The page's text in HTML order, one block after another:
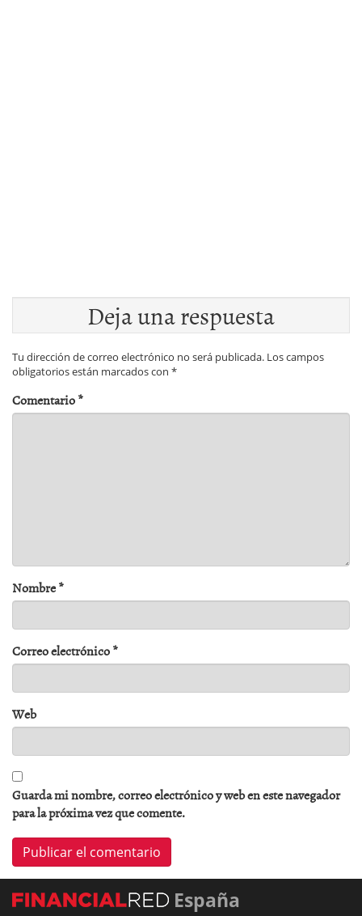
Deja una respuesta
Tu dirección de correo electrónico no será publicada. Los campos
obligatorios están marcados con *
Comentario*
Nombre*
Correo electrónico*
Web
Guarda mi nombre, correo electrónico y web en este navegador
para la próxima vez que comente.
España